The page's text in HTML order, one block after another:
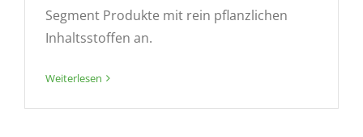
Segment Produkte mit rein pflanzlichen
Inhaltsstoffen an.
Weiterlesen